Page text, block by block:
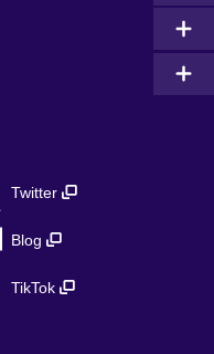
Twitter
Blog
TikTok